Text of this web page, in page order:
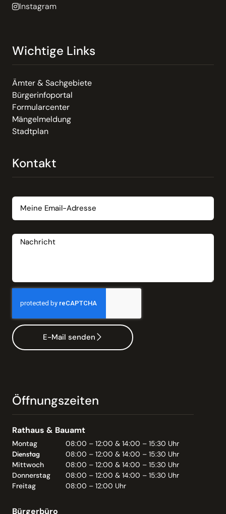
Instagram
Wichtige Links
Ämter & Sachgebiete
Bürgerinfoportal
Formularcenter
Mängelmeldung
Stadtplan
Kontakt
E-Mail senden
Öffnungszeiten
Rathaus & Bauamt
Montag
08:00 – 12:00 & 14:00 – 15:30 Uhr
Dienstag
08:00 – 12:00 & 14:00 – 15:30 Uhr
Mittwoch
08:00 – 12:00 & 14:00 – 15:30 Uhr
Donnerstag
08:00 – 12:00 & 14:00 – 15:30 Uhr
Freitag
08:00 – 12:00 Uhr
Bürgerbüro